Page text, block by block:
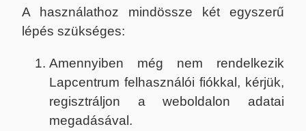
A használathoz mindössze két egyszerű
lépés szükséges:
Amennyiben még nem rendelkezik
Lapcentrum felhasználói fiókkal, kérjük,
regisztráljon a weboldalon adatai
megadásával.